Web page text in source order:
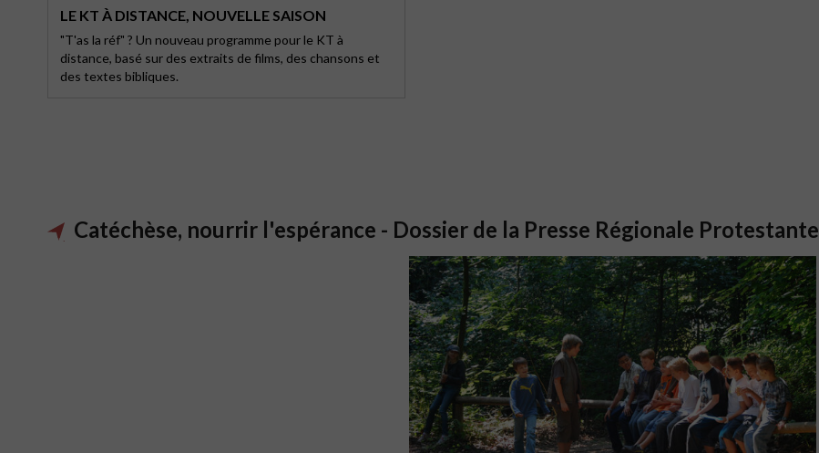
LE KT À DISTANCE, NOUVELLE SAISON
"T'as la réf" ? Un nouveau programme pour le KT à
distance, basé sur des extraits de films, des chansons et
des textes bibliques.
Catéchèse, nourrir l'espérance - Dossier de la Presse Régionale Protestante